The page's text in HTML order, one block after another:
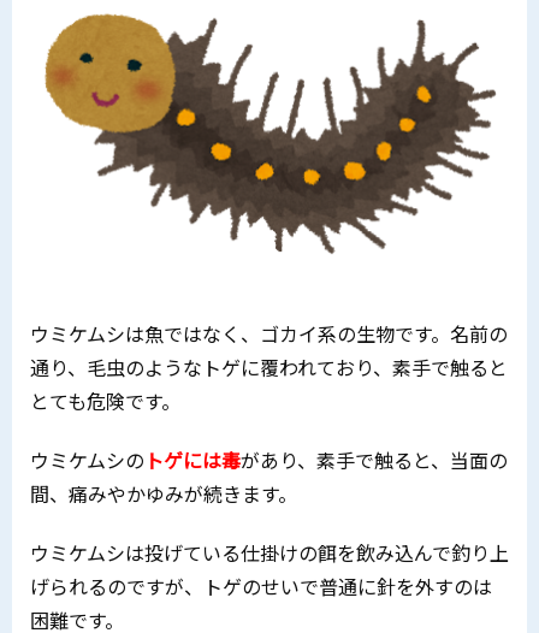
ウミケムシは魚ではなく、ゴカイ系の生物です。名前の
通り、毛虫のようなトゲに覆われており、素手で触ると
とても危険です。
ウミケムシの トゲには毒があり、素手で触ると、当面の
間、痛みやかゆみが続きます。
ウミケムシは投げている仕掛けの餌を飲み込んで釣り上
げられるのですが、トゲのせいで普通に針を外すのは
困難です。